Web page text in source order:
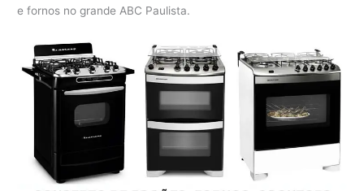
e fornos no grande ABC Paulista.